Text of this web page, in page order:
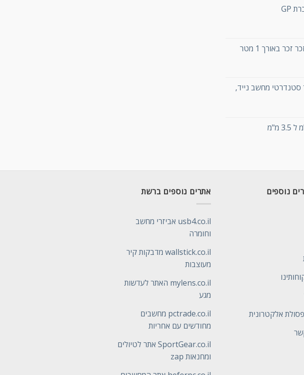
סטנדרטי מחשב נייד,
נוספים
פסולת אלקטרונית
אתרים נוספים ברשת
usb4.co.il אביזרי מחשב
וחומרה
wallstick.co.il מדבקות קיר
מעוצבות
mylens.co.il האתר לעדשות
מגע
pctrade.co.il מחשבים
מחודשים עם אחריות
SportGear.co.il אתר לטיולים
ומחנאות zap